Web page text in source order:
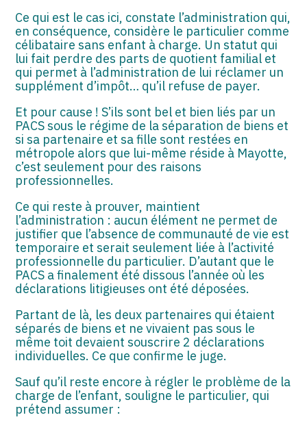
Ce qui est le cas ici, constate l’administration qui,
en conséquence, considère le particulier comme
célibataire sans enfant à charge. Un statut qui
lui fait perdre des parts de quotient familial et
qui permet à l’administration de lui réclamer un
supplément d’impôt… qu’il refuse de payer.
Et pour cause ! S’ils sont bel et bien liés par un
PACS sous le régime de la séparation de biens et
si sa partenaire et sa fille sont restées en
métropole alors que lui-même réside à Mayotte,
c’est seulement pour des raisons
professionnelles.
Ce qui reste à prouver, maintient
l’administration : aucun élément ne permet de
justifier que l’absence de communauté de vie est
temporaire et serait seulement liée à l’activité
professionnelle du particulier. D’autant que le
PACS a finalement été dissous l’année où les
déclarations litigieuses ont été déposées.
Partant de là, les deux partenaires qui étaient
séparés de biens et ne vivaient pas sous le
même toit devaient souscrire 2 déclarations
individuelles. Ce que confirme le juge.
Sauf qu’il reste encore à régler le problème de la
charge de l’enfant, souligne le particulier, qui
prétend assumer :